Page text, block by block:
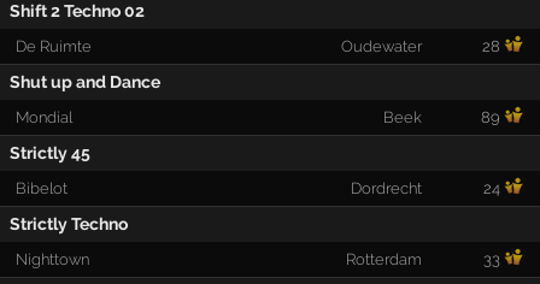
Shift 2 Techno 02
De Ruimte Oudewater 28
Shut up and Dance
Mondial Beek 89
Strictly 45
Bibelot Dordrecht 24
Strictly Techno
Nighttown Rotterdam 33